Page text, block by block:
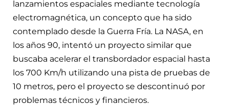
lanzamientos espaciales mediante tecnología
electromagnética, un concepto que ha sido
contemplado desde la Guerra Fría. La NASA, en
los años 90, intentó un proyecto similar que
buscaba acelerar el transbordador espacial hasta
los 700 Km/h utilizando una pista de pruebas de
10 metros, pero el proyecto se descontinuó por
problemas técnicos y financieros.